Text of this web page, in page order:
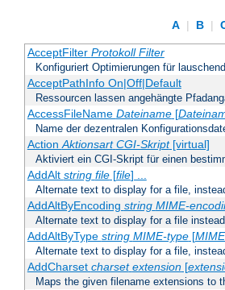
A | B |
AcceptFilter Protokoll Filter
Konfiguriert Optimierungen für
AcceptPathInfo On|Off|Default
Ressourcen lassen angehängte
AccessFileName Dateiname[
Name der dezentralen
ActionAktionsart CGI-Skript[virtual]
Aktiviert ein CGI-Skript für einen
AddAlt string file[file] ...
Alternate text to display for a file,
AddAltByEncoding string MIME-
Alternate text to display for a file
AddAltByType string MIME-type[
Alternate text to display for a file,
AddCharset charset extension[
Maps the given filename extensions to